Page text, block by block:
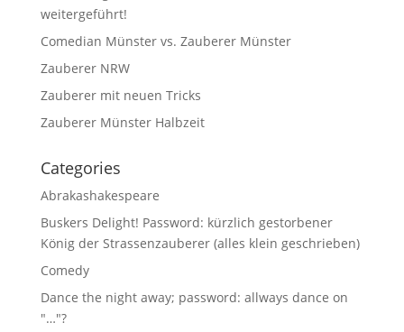
weitergeführt!
Comedian Münster vs. Zauberer Münster
Zauberer NRW
Zauberer mit neuen Tricks
Zauberer Münster Halbzeit
Categories
Abrakashakespeare
Buskers Delight! Password: kürzlich gestorbener
König der Strassenzauberer (alles klein geschrieben)
Comedy
Dance the night away; password: allways dance on
"…"?